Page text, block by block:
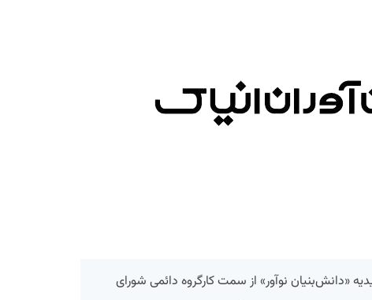
«دانش‌بنیان نوآور» از سمت کارگروه دائمی شورای